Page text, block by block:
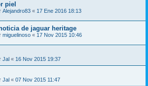
piel
Alejandro83 « 17 Ene 2016 18:13
de jaguar heritage
miguelinoso « 17 Nov 2015 10:46
Jal « 16 Nov 2015 19:37
Jal « 07 Nov 2015 11:47